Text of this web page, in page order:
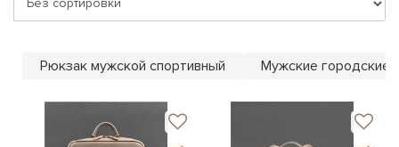
Показать все
Показать все
ЧЕХЛЫ ДЛЯ НОУТБУКОВ
Рюкзак мужской спортивный Мужские городские